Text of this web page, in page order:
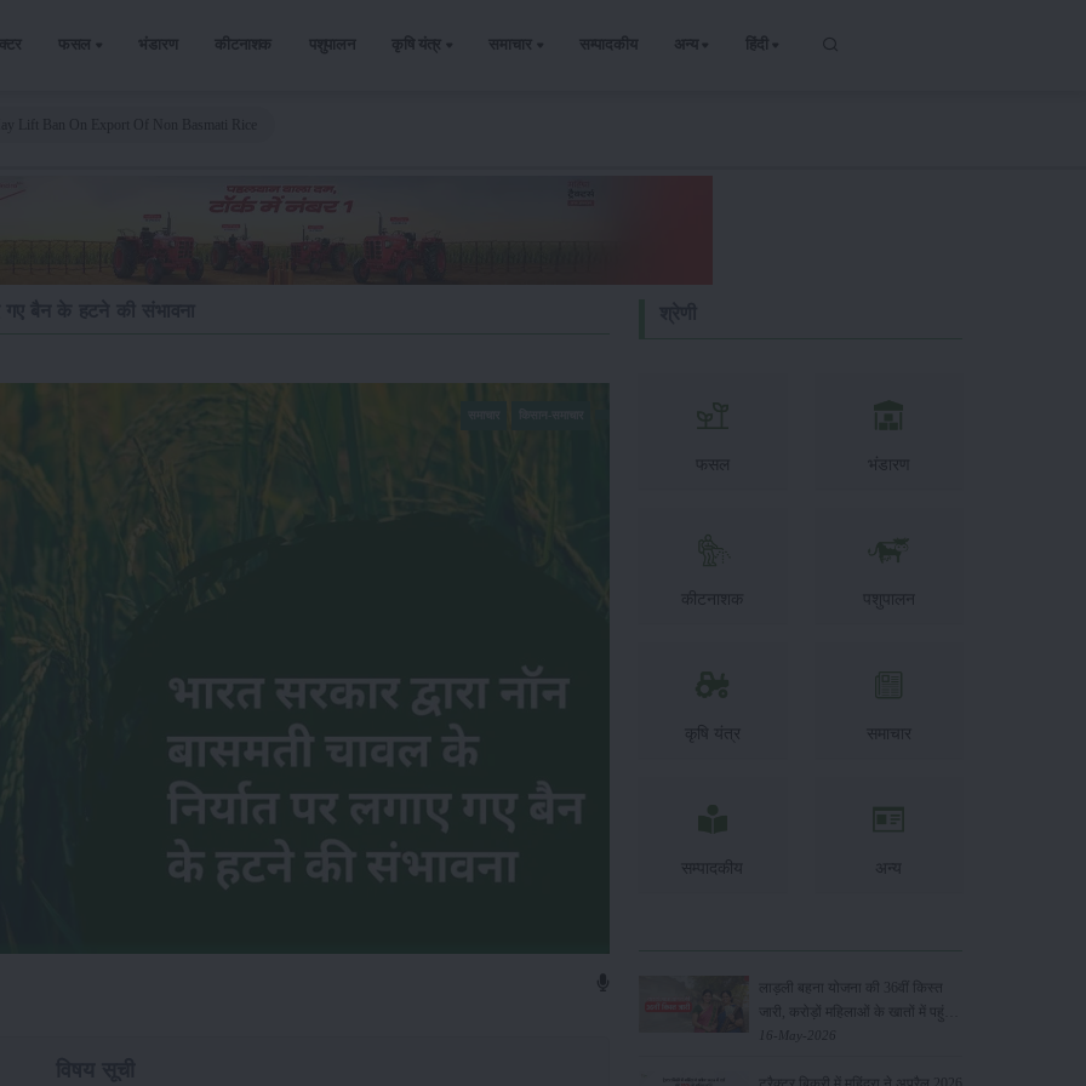
फसल भंडारण कीटनाशक पशुपालन कृषि यंत्र समाचार सम्पादकीय अन्य हिंदी
फसल भंडारण
कीटनाशक पशुपालन
कृषि यंत्र समाचार
सम्पादकीय अन्य
लाड़ली बहना योजना की 36वीं किस्त
जारी, करोड़ों महिलाओं के खातों में पहुंचे
1500 रुपये
16-May-2026